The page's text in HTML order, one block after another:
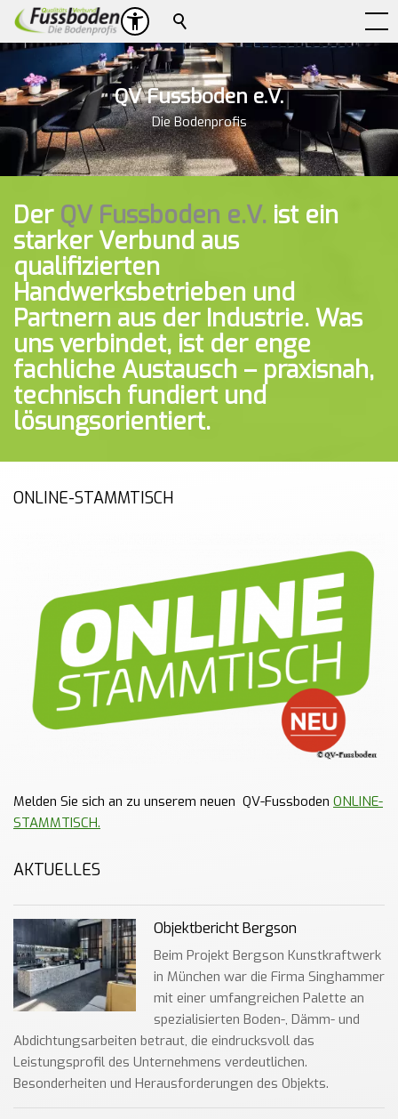
Suche
QV Fussboden e.V.
Die Bodenprofis
Der QV Fussboden e.V. ist ein
starker Verbund aus
qualifizierten
Handwerksbetrieben und
Partnern aus der Industrie. Was
uns verbindet, ist der enge
fachliche Austausch – praxisnah,
technisch fundiert und
lösungsorientiert.
ONLINE-STAMMTISCH
Melden Sie sich an zu unserem neuen QV-Fussboden ONLINE-
STAMMTISCH.
AKTUELLES
Objektbericht Bergson
Beim Projekt Bergson Kunstkraftwerk
in München war die Firma Singhammer
mit einer umfangreichen Palette an
spezialisierten Boden-, Dämm- und
Abdichtungsarbeiten betraut, die eindrucksvoll das
Leistungsprofil des Unternehmens verdeutlichen.
Besonderheiten und Herausforderungen des Objekts.